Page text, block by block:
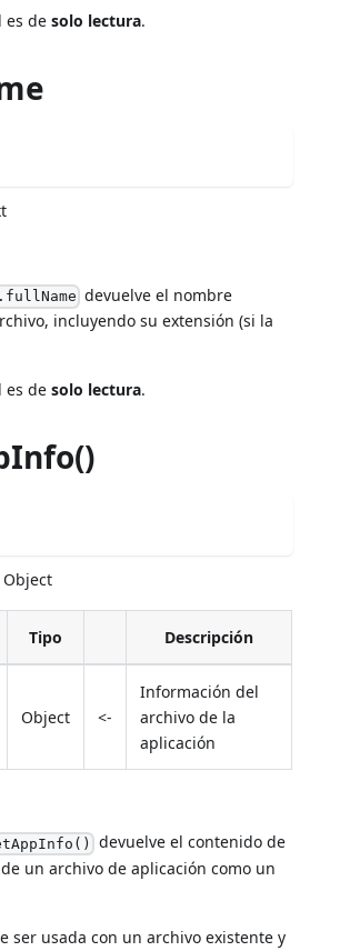
es desolo lectura.
.fullName devuelve el nombre
incluyendo su extensión (si la
es desolo lectura.
Object
Tipo Descripción
Object <-
Información del
archivo de la
aplicación
devuelve el contenido de
un archivo de aplicación como un
ser usada con un archivo existente y